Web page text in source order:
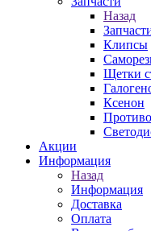
Назад
Клипсы
Щетки
Ксенон
Акции
Информация
Назад
Информация
Доставка
Оплата